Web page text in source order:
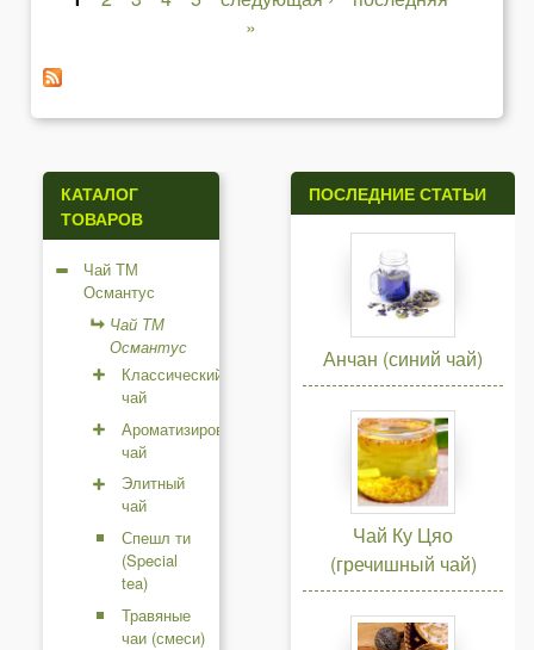
т
р
н
и
»
КАТАЛОГ
ТОВАРОВ
Чай ТМ
Османтус
Чай ТМ
Османтус
Классический
чай
Ароматизированный
чай
Элитный
чай
Спешл ти
(Special
tea)
Травяные
чаи (смеси)
ПОСЛЕДНИЕ СТАТЬИ
Анчан (синий чай)
Чай Ку Цяо
(гречишный чай)